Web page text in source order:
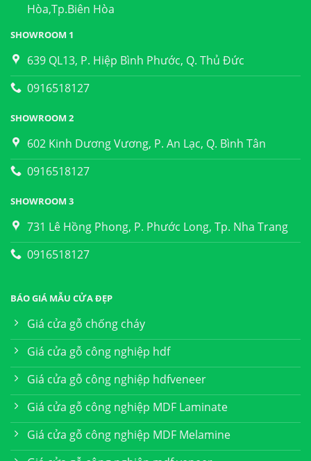
Hòa,Tp.Biên Hòa
SHOWROOM 1
639 QL13, P. Hiệp Bình Phước, Q. Thủ Đức
0916518127
SHOWROOM 2
602 Kinh Dương Vương, P. An Lạc, Q. Bình Tân
0916518127
SHOWROOM 3
731 Lê Hồng Phong, P. Phước Long, Tp. Nha Trang
0916518127
BÁO GIÁ MẪU CỬA ĐẸP
Giá cửa gỗ chống cháy
Giá cửa gỗ công nghiệp hdf
Giá cửa gỗ công nghiệp hdfveneer
Giá cửa gỗ công nghiệp MDF Laminate
Giá cửa gỗ công nghiệp MDF Melamine